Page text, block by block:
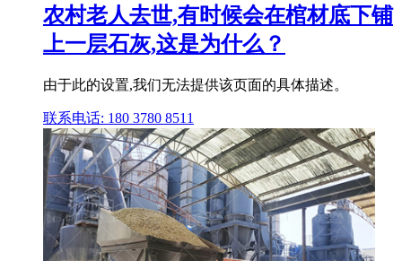
农村老人去世,有时候会在棺材底下铺
上一层石灰,这是为什么？
由于此的设置,我们无法提供该页面的具体描述。
联系电话: 180 3780 8511